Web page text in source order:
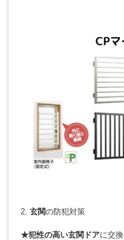
2. 玄関の防犯対策
★犯性の高い玄関ドアに交換